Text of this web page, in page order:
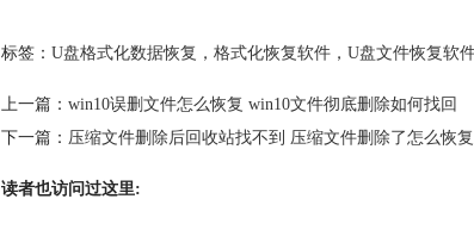
标签： U盘格式化数据恢复 ， 格式化恢复软件 ， U盘文件恢复软
上一篇： win10误删文件怎么恢复 win10文件彻底删除如何找回
下一篇： 压缩文件删除后回收站找不到 压缩文件删除了怎么恢复
读者也访问过这里: